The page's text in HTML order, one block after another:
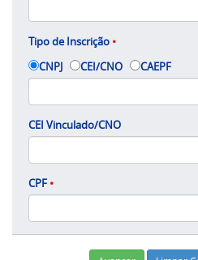
Tipo de Inscrição •
CNPJ
CEI/CNO CAEPF
CEI Vinculado/CNO
CPF •